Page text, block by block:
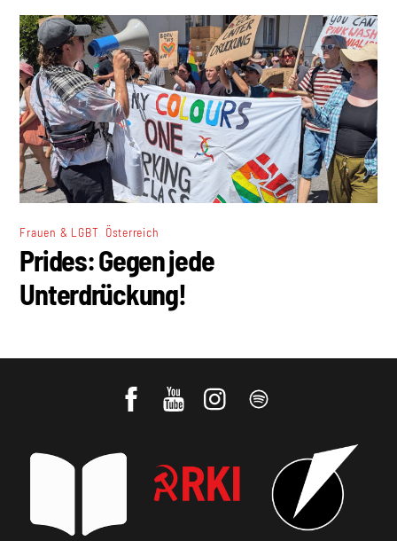
Frauen & LGBT Österreich
Prides: Gegen jede
Unterdrückung!